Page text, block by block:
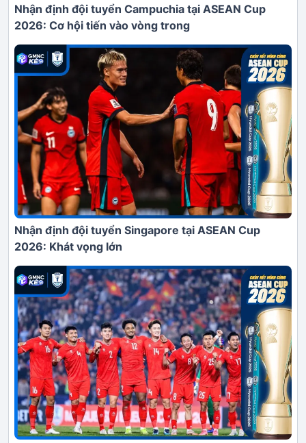
Nhận định đội tuyển Campuchia tại ASEAN Cup
2026: Cơ hội tiến vào vòng trong
Nhận định đội tuyển Singapore tại ASEAN Cup
2026: Khát vọng lớn